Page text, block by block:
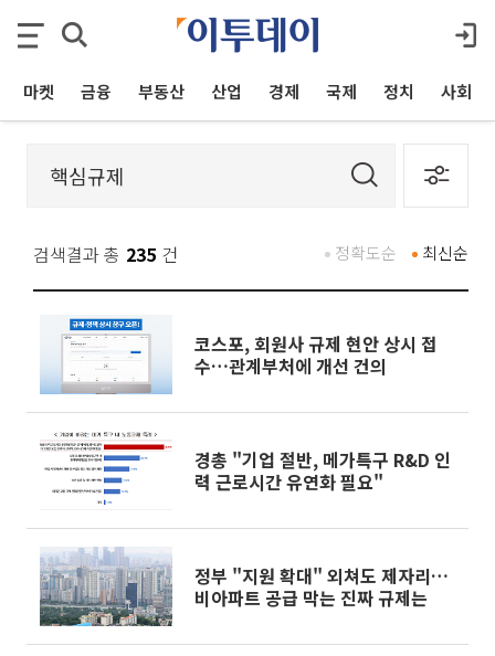
마켓 금융 부동산 산업 경제 국제 정치 사회
검색결과 총 235 건 최신순
정확도순
코스포, 회원사 규제 현안 상시 접
수…관계부처에 개선 건의
경총 "기업 절반, 메가특구 R&D 인
력 근로시간 유연화 필요"
정부 "지원 확대" 외쳐도 제자리…
비아파트 공급 막는 진짜 규제는